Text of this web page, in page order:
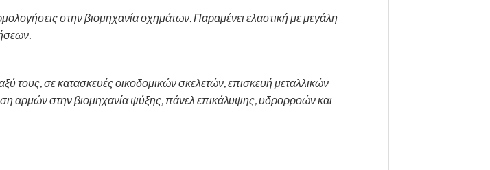
στην βιομηχανία οχημάτων. Παραμένει ελαστική με μεγάλη
τους, σε κατασκευές οικοδομικών σκελετών, επισκευή μεταλλικών
αρμών στην βιομηχανία ψύξης, πάνελ επικάλυψης, υδρορροών και